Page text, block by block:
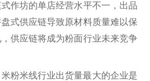
作坊的单店经营水平不一，出品
式供应链导致原材料质量难以保
供应链将成为粉面行业未来竞争
粉米线行业出货量最大的企业是